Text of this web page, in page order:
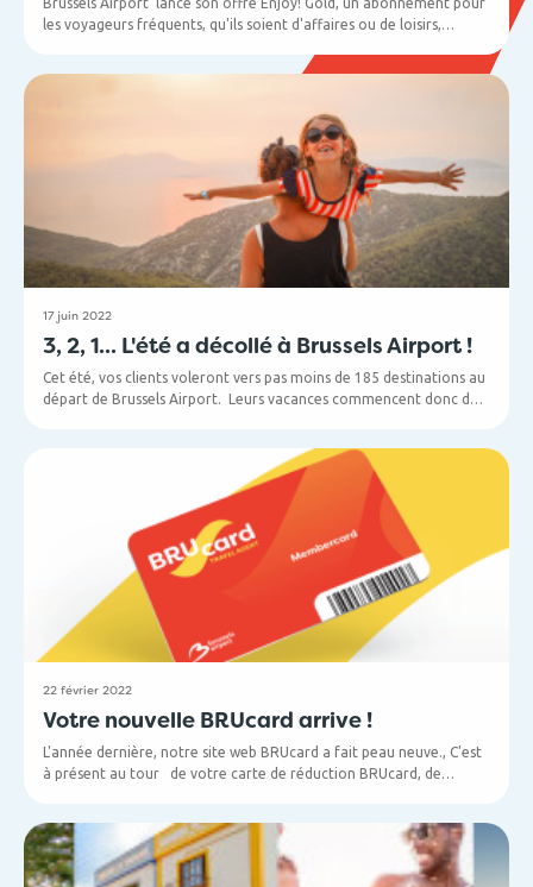
les voyageurs fréquents, qu'ils soient d'affaires ou de loisirs,
permete à vos clients plus de tranquillité d'esprit et une expérience
17 juin 2022
3, 2, 1... L'été a décollé à Brussels Airport !
Cet été, vos clients voleront vers pas moins de 185 destinations au
départ de Brussels Airport. Leurs vacances commencent donc dès
22 février 2022
Votre nouvelle BRUcard arrive !
L'année dernière, notre site web BRUcard a fait peau neuve., C'est
à présent au tour de votre carte de réduction BRUcard, de
votre nouvelle BRUcard dans le courant de ce mois. Gardez donc à
l’oeil la boîte aux lettres de votre agence et remplacez votre
ancienne carte par la nouvelle dès que vous la recevrez. Ne vous